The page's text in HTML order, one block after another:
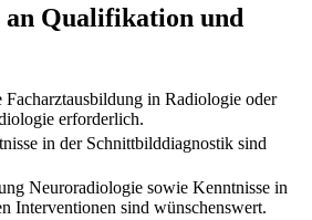
Qualifikation und
Facharztausbildung in Radiologie oder
erforderlich.
in der Schnittbilddiagnostik sind
Neuroradiologie sowie Kenntnisse in
Interventionen sind wünschenswert.